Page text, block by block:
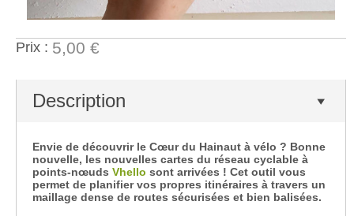
Prix : 5,00 €
Description
Envie de découvrir le Cœur du Hainaut à vélo ? Bonne
nouvelle, les nouvelles cartes du réseau cyclable à
points-nœuds Vhello sont arrivées ! Cet outil vous
permet de planifier vos propres itinéraires à travers un
maillage dense de routes sécurisées et bien balisées.